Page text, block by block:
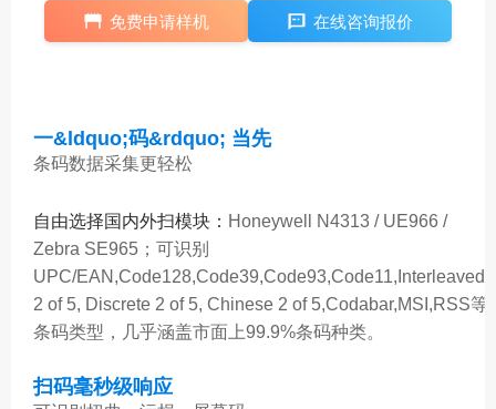
免费申请样机 在线咨询报价
一&ldquo;码&rdquo; 当先
条码数据采集更轻松
自由选择国内外扫模块： Honeywell N4313 / UE966 /
Zebra SE965；可识别
UPC/EAN,Code128,Code39,Code93,Code11,Interleaved
2 of 5, Discrete 2 of 5, Chinese 2 of 5,Codabar,MSI,RSS等
条码类型，几乎涵盖市面上99.9%条码种类。
扫码毫秒级响应